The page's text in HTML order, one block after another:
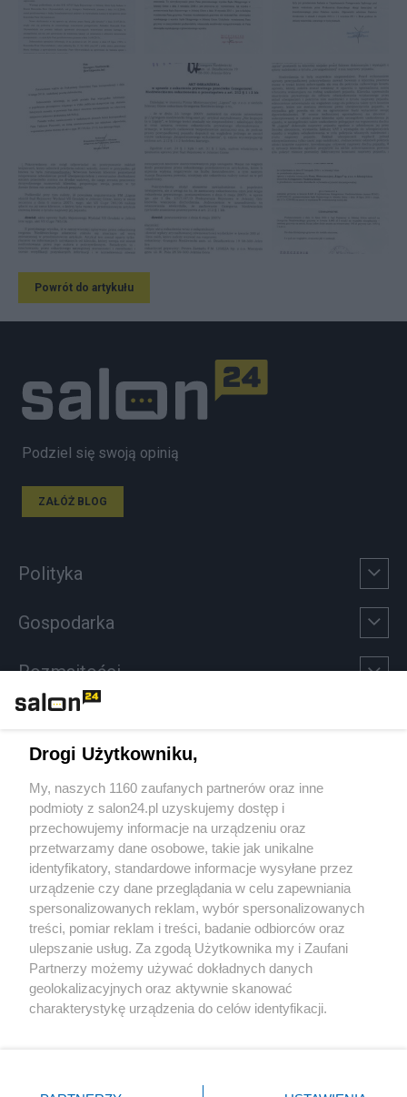
Powrót do artykułu
Podziel się swoją opinią
ZAŁÓŻ BLOG
Polityka
Gospodarka
Rozmaitości
Sport
Społeczeństwo
Kultura
X Facebook Instagram Youtube
Drogi Użytkowniku,
My, naszych 1160 zaufanych partnerów oraz inne
podmioty z salon24.pl uzyskujemy dostęp i
przechowujemy informacje na urządzeniu oraz
przetwarzamy dane osobowe, takie jak unikalne
identyfikatory, standardowe informacje wysyłane przez
urządzenie czy dane przeglądania w celu zapewniania
spersonalizowanych reklam, wybór spersonalizowanych
treści, pomiar reklam i treści, badanie odbiorców oraz
ulepszanie usług. Za zgodą Użytkownika my i Zaufani
Partnerzy możemy używać dokładnych danych
geolokalizacyjnych oraz aktywnie skanować
charakterystykę urządzenia do celów identyfikacji.
zmienić/wycofać klikając przycisk ustawień prywatności